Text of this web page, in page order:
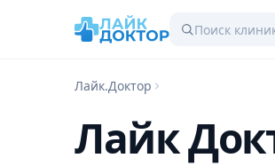
Лайк.Доктор
Лайк